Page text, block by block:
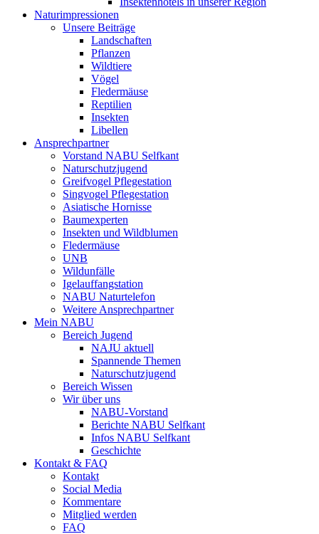
Naturimpressionen
Unsere Beiträge
Landschaften
Pflanzen
Wildtiere
Vögel
Fledermäuse
Reptilien
Insekten
Libellen
Ansprechpartner
Vorstand NABU Selfkant
Naturschutzjugend
Greifvogel Pflegestation
Singvogel Pflegestation
Asiatische Hornisse
Baumexperten
Insekten und Wildblumen
Fledermäuse
UNB
Wildunfälle
Igelauffangstation
NABU Naturtelefon
Weitere Ansprechpartner
Mein NABU
Bereich Jugend
NAJU aktuell
Spannende Themen
Naturschutzjugend
Bereich Wissen
Wir über uns
NABU-Vorstand
Berichte NABU Selfkant
Infos NABU Selfkant
Geschichte
Kontakt & FAQ
Kontakt
Social Media
Kommentare
Mitglied werden
FAQ